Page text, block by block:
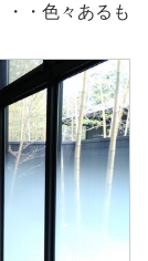
・色々あるも